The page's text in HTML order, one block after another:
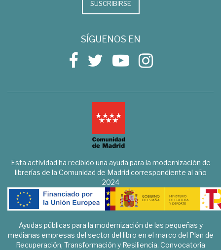
SUSCRIBIRSE
SÍGUENOS EN
Esta actividad ha recibido una ayuda para la modernización de
librerías de la Comunidad de Madrid correspondiente al año
2024
Ayudas públicas para la modernización de las pequeñas y
medianas empresas del sector del libro en el marco del Plan de
Recuperación, Transformación y Resiliencia. Convocatoria